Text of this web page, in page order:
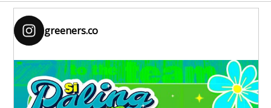
greeners.co